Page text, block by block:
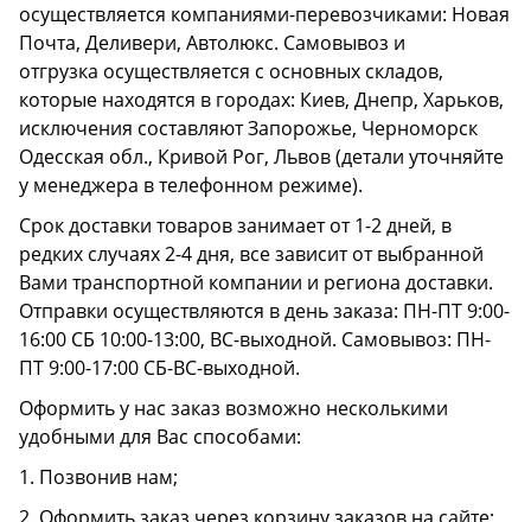
осуществляется компаниями-перевозчиками: Новая
Почта, Деливери, Автолюкс. Самовывоз и
отгрузка осуществляется с основных складов,
которые находятся в городах: Киев, Днепр, Харьков,
исключения составляют Запорожье, Черноморск
Одесская обл., Кривой Рог, Львов (детали уточняйте
у менеджера в телефонном режиме).
Срок доставки товаров занимает от 1-2 дней, в
редких случаях 2-4 дня, все зависит от выбранной
Вами транспортной компании и региона доставки.
Отправки осуществляются в день заказа: ПН-ПТ 9:00-
16:00 СБ 10:00-13:00, ВС-выходной. Самовывоз: ПН-
ПТ 9:00-17:00 СБ-ВС-выходной.
Оформить у нас заказ возможно несколькими
удобными для Вас способами:
1. Позвонив нам;